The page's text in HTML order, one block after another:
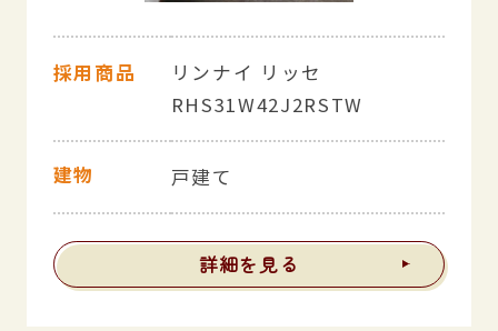
採用商品
リンナイ リッセ
RHS31W42J2RSTW
建物 戸建て
詳細を見る